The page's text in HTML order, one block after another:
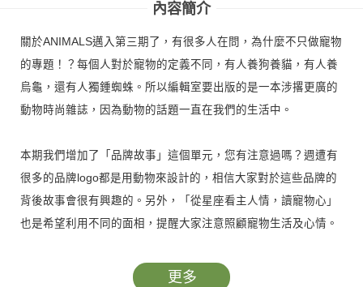
內容簡介
關於ANIMALS邁入第三期了，有很多人在問，為什麼不只做寵物
的專題！？每個人對於寵物的定義不同，有人養狗養貓，有人養
烏龜，還有人獨鍾蜘蛛。所以編輯室要出版的是一本涉撂更廣的
動物時尚雜誌，因為動物的話題一直在我們的生活中。
本期我們增加了「品牌故事」這個單元，您有注意過嗎？週遭有
很多的品牌logo都是用動物來設計的，相信大家對於這些品牌的
背後故事會很有興趣的。另外，「從星座看主人情，讀寵物心」
也是希望利用不同的面相，提醒大家注意照顧寵物生活及心情。
望把生活帶入流行之中。
更多